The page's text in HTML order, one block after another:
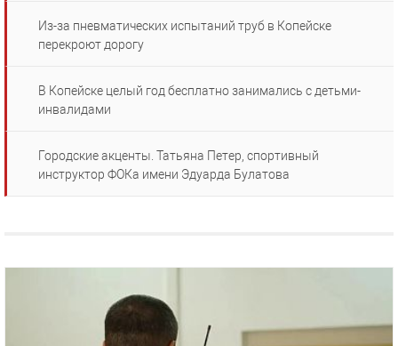
Из-за пневматических испытаний труб в Копейске
перекроют дорогу
В Копейске целый год бесплатно занимались с детьми-
инвалидами
Городские акценты. Татьяна Петер, спортивный
инструктор ФОКа имени Эдуарда Булатова